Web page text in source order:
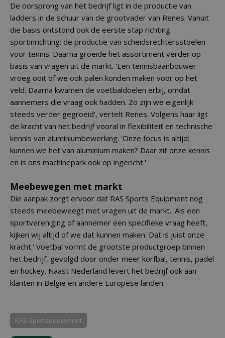
De oorsprong van het bedrijf ligt in de productie van
ladders in de schuur van de grootvader van Renes. Vanuit
die basis ontstond ook de eerste stap richting
sportinrichting: de productie van scheidsrechtersstoelen
voor tennis. Daarna groeide het assortiment verder op
basis van vragen uit de markt. 'Een tennisbaanbouwer
vroeg ooit of we ook palen konden maken voor op het
veld. Daarna kwamen de voetbaldoelen erbij, omdat
aannemers die vraag ook hadden. Zo zijn we eigenlijk
steeds verder gegroeid', vertelt Renes. Volgens haar ligt
de kracht van het bedrijf vooral in flexibiliteit en technische
kennis van aluminiumbewerking. 'Onze focus is altijd:
kunnen we het van aluminium maken? Daar zit onze kennis
en is ons machinepark ook op ingericht.'
Meebewegen met markt
Die aanpak zorgt ervoor dat RAS Sports Equipment nog
steeds meebeweegt met vragen uit de markt. 'Als een
sportvereniging of aannemer een specifieke vraag heeft,
kijken wij altijd of we dat kunnen maken. Dat is juist onze
kracht.' Voetbal vormt de grootste productgroep binnen
het bedrijf, gevolgd door onder meer korfbal, tennis, padel
en hockey. Naast Nederland levert het bedrijf ook aan
klanten in België en andere Europese landen.
RAS Sportsequipment